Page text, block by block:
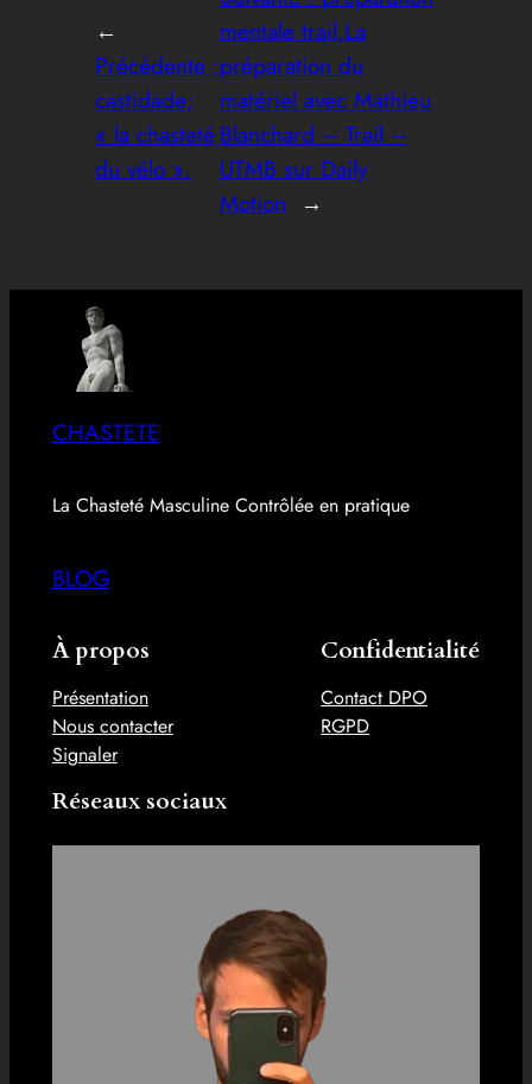
←
Précédente :
castidade;
« la chasteté
du vélo ».
mentale trail,La
préparation du
matériel avec Mathieu
Blanchard – Trail –
UTMB sur Daily
Motion →
CHASTETE
La Chasteté Masculine Contrôlée en pratique
BLOG
À propos
Présentation
Nous contacter
Signaler
Confidentialité
Contact DPO
RGPD
Réseaux sociaux